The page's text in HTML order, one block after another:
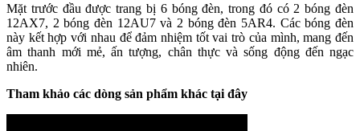
Mặt trước đầu được trang bị 6 bóng đèn, trong đó có 2 bóng đèn
12AX7, 2 bóng đèn 12AU7 và 2 bóng đèn 5AR4. Các bóng đèn
này kết hợp với nhau để đảm nhiệm tốt vai trò của mình, mang đến
âm thanh mới mẻ, ấn tượng, chân thực và sống động đến ngạc
nhiên.
Tham khảo các dòng sản phẩm khác tại đây